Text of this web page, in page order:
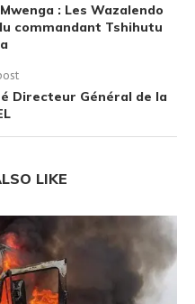
: Les Wazalendo
commandant Tshihutu
Directeur Général de la
LIKE